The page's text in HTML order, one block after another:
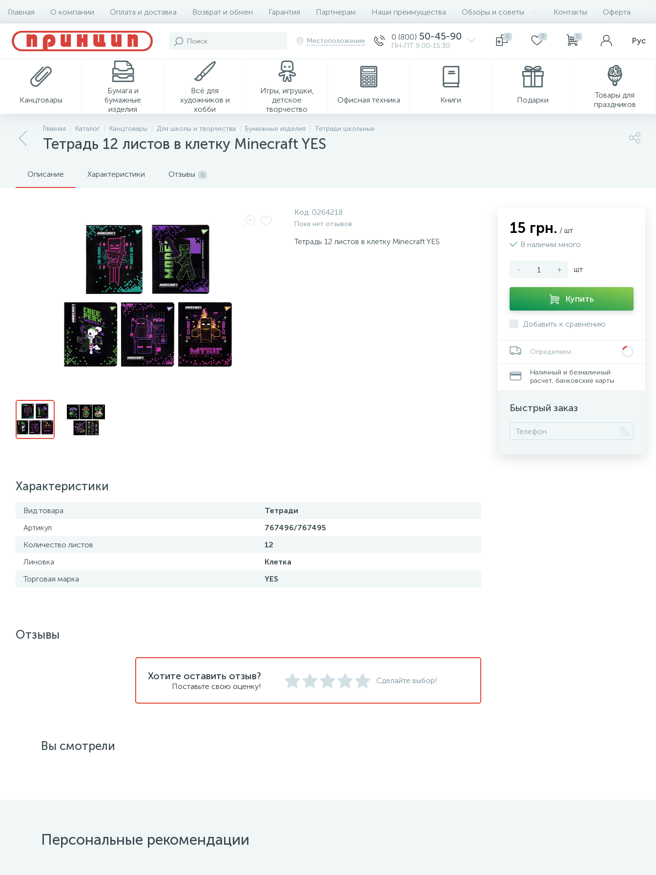
Главная О компании Оплата и доставка Возврат и обмен Гарантия Партнерам Наши преимущества Обзоры и советы Контакты Оферта
Местоположение 0 (800) 50-45-90
ПН-ПТ 9:00-15:30
0 0 0 Рус
Канцтовары
Бумага и
бумажные
изделия
Всё для
художников и
хобби
Игры, игрушки,
детское
творчество
Офисная техника Книги Подарки
Товары для
праздников
Главная Каталог Канцтовары Для школы и творчества Бумажные изделия Тетради школьные
Тетрадь 12 листов в клетку Minecraft YES
Описание Характеристики Отзывы 0
Код: 0264218
Пока нет отзывов
Тетрадь 12 листов в клетку Minecraft YES
Характеристики
Вид товара
Тетради
Артикул
767496/767495
Количество листов
12
Линовка
Клетка
Торговая марка
YES
15 грн. / шт
В наличии много
- + шт
Купить
Добавить к сравнению
Определяем...
Наличный и безналичный
расчет, банковские карты
Быстрый заказ
Отзывы
Хотите оставить отзыв?
Поставьте свою оценку!
Сделайте выбор!
Вы смотрели
Персональные рекомендации